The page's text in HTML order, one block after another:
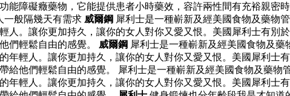
能障礙癥藥物，它能提供患者小時藥效，容許兩性間有充裕親密
一般隔幾天有需求 威爾鋼 犀利士是一種嶄新及經美國食物及藥物
人。讓你更加持久，讓你的女人對你又愛又恨。美國犀利士有別
們輕鬆自由的感覺。 威爾鋼 犀利士是一種嶄新及經美國食物及
年輕人。讓你更加持久，讓你的女人對你又愛又恨。美國犀利
給他們輕鬆自由的感覺。 犀利士是一種嶄新及經美國食物及藥
年輕人。讓你更加持久，讓你的女人對你又愛又恨。美國犀利